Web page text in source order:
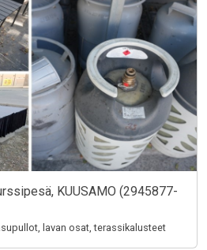
KUUSAMO (2945877-
lavan osat, terassikalusteet